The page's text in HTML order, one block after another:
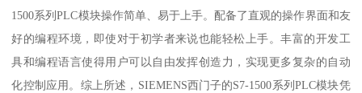
1500系列PLC模块操作简单、易于上手。配备了直观的操作界面和友
好的编程环境，即使对于初学者来说也能轻松上手。丰富的开发工
具和编程语言使得用户可以自由发挥创造力，实现更多复杂的自动
化控制应用。综上所述，SIEMENS西门子的S7-1500系列PLC模块凭